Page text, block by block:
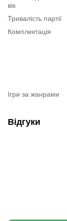
вік
Тривалість партії
Комплектація
Ігри за жанрами
Відгуки